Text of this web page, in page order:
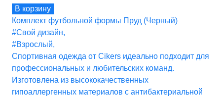
В корзину
Комплект футбольной формы Пруд (Черный)
#Свой дизайн,
#Взрослый,
Спортивная одежда от Cikers идеально подходит для
профессиональных и любительских команд.
Изготовлена из высококачественных
гипоаллергенных материалов с антибактериальной